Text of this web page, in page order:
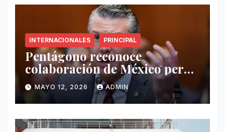
INTERNACIONALES PRINCIPAL
Pentágono reconoce
colaboración de México pero
exige mayor operatividad
antidrogas
MAYO 12, 2026 ADMIN